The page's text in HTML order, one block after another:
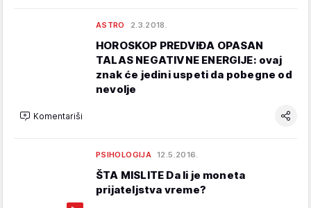
ASTRO 2.3.2018.
HOROSKOP PREDVIĐA OPASAN
TALAS NEGATIVNE ENERGIJE: ovaj
znak će jedini uspeti da pobegne od
nevolje
Komentariši
PSIHOLOGIJA 12.5.2016.
ŠTA MISLITE Da li je moneta
prijateljstva vreme?